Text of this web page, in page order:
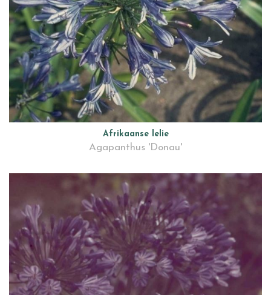
Afrikaanse lelie
Agapanthus 'Donau'